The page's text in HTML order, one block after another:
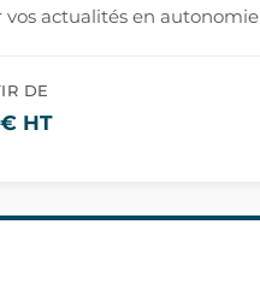
vos actualités en
DE
HT